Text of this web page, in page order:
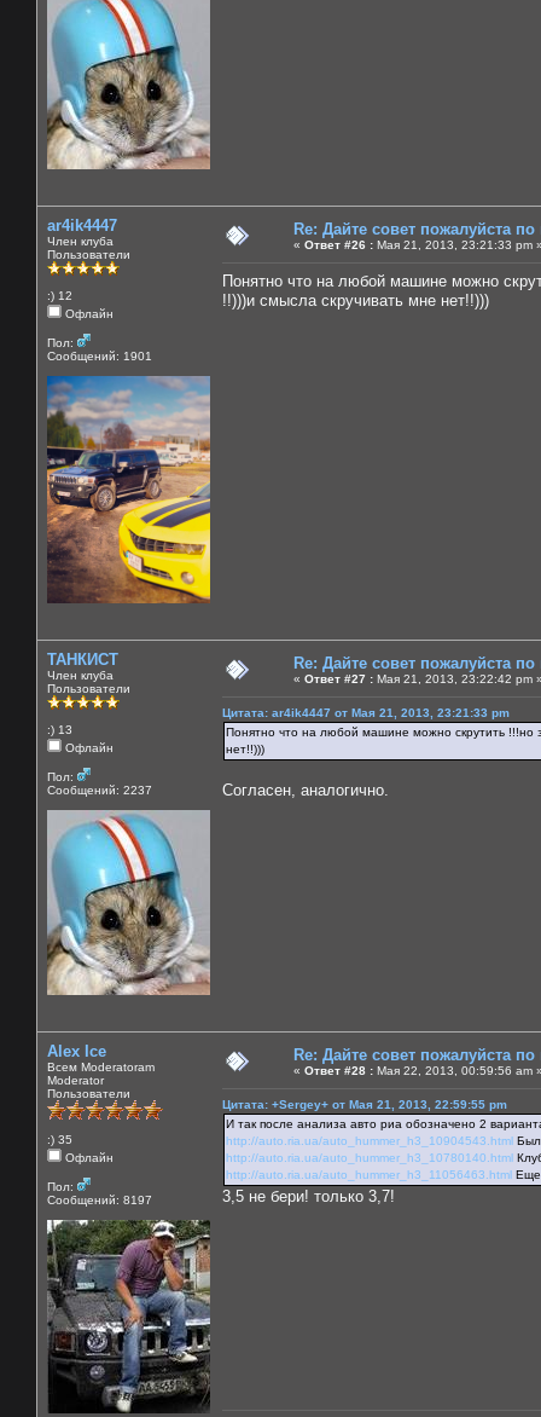
ar4ik4447
Член клуба
Пользователи
:) 12
Офлайн
Пол:
Сообщений: 1901
Re: Дайте совет пожалуйста
« Ответ #26 : Мая 21, 2013, 23:21:33 pm
Понятно что на любой машине можно
!!)))и смысла скручивать мне нет!!)))
ТАНКИСТ
Член клуба
Пользователи
:) 13
Офлайн
Пол:
Сообщений: 2237
Re: Дайте совет пожалуйста
« Ответ #27 : Мая 21, 2013, 23:22:42 pm
Цитата: ar4ik4447 от Мая 21, 2013, 23:21:33 pm
Понятно что на любой машине можно скрутить !!!но
нет!!)))
Согласен, аналогично.
Alex Ice
Всем Moderatoram
Moderator
Пользователи
:) 35
Офлайн
Пол:
Сообщений: 8197
Re: Дайте совет пожалуйста
« Ответ #28 : Мая 22, 2013, 00:59:56 am
Цитата: +Sergey+ от Мая 21, 2013, 22:59:55 pm
И так после анализа авто риа обозначено 2
http://auto.ria.ua/auto_hummer_h3_10904543.html Был
http://auto.ria.ua/auto_hummer_h3_10780140.html
http://auto.ria.ua/auto_hummer_h3_11056463.html Еще
3,5 не бери! только 3,7!